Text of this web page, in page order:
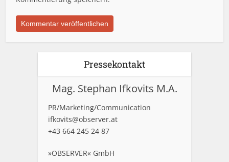
Pressekontakt
Mag. Stephan Ifkovits M.A.
PR/Marketing/Communication
ifkovits@observer.at
+43 664 245 24 87
»OBSERVER« GmbH